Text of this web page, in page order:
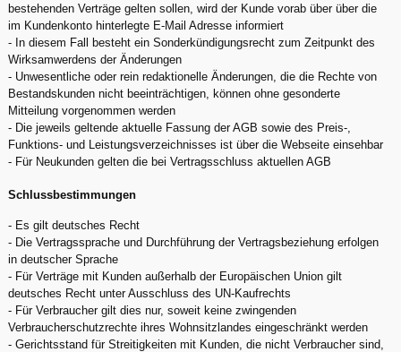
bestehenden Verträge gelten sollen, wird der Kunde vorab über über die
im Kundenkonto hinterlegte E-Mail Adresse informiert
- In diesem Fall besteht ein Sonderkündigungsrecht zum Zeitpunkt des
Wirksamwerdens der Änderungen
- Unwesentliche oder rein redaktionelle Änderungen, die die Rechte von
Bestandskunden nicht beeinträchtigen, können ohne gesonderte
Mitteilung vorgenommen werden
- Die jeweils geltende aktuelle Fassung der AGB sowie des Preis-,
Funktions- und Leistungsverzeichnisses ist über die Webseite einsehbar
- Für Neukunden gelten die bei Vertragsschluss aktuellen AGB
Schlussbestimmungen
- Es gilt deutsches Recht
- Die Vertragssprache und Durchführung der Vertragsbeziehung erfolgen
in deutscher Sprache
- Für Verträge mit Kunden außerhalb der Europäischen Union gilt
deutsches Recht unter Ausschluss des UN-Kaufrechts
- Für Verbraucher gilt dies nur, soweit keine zwingenden
Verbraucherschutzrechte ihres Wohnsitzlandes eingeschränkt werden
- Gerichtsstand für Streitigkeiten mit Kunden, die nicht Verbraucher sind,